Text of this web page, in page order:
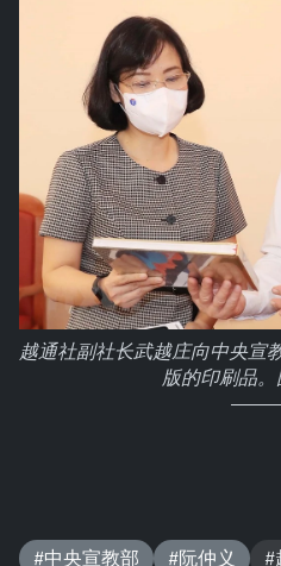
越通社副社长武越庄向中央宣
版的印刷品
#中央宣教部 #阮仲义
#